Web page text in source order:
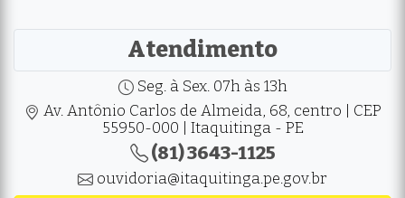
Atendimento
Seg. à Sex. 07h às 13h
Av. Antônio Carlos de Almeida, 68, centro | CEP
55950-000 | Itaquitinga - PE
(81) 3643-1125
ouvidoria@itaquitinga.pe.gov.br